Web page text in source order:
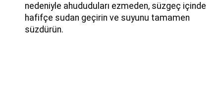
nedeniyle ahududuları ezmeden, süzgeç içinde
hafifçe sudan geçirin ve suyunu tamamen
süzdürün.